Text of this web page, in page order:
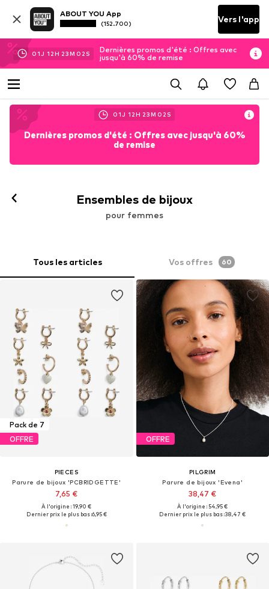
ABOUT YOU App
(152.700) Vers l'app
01J 12H 23M 00 S
Dernières promos d'été : Offres avec
jusqu'à 60% de remise
01J 12H 23M 00 S
Dernières promos d'été : Offres avec jusqu'à 60%
de remise
Ensembles de bijoux
pour femmes
Tous les articles Vos offres 60
Pack de 7
OFFRE
PIECES
Parure de bijoux 'PCBRIDGETTE'
7,65 €
À l'origine : 19,90 €
Dernier prix le plus bas :6,95 €
OFFRE
PILGRIM
Parure de bijoux 'Evena'
38,47 €
À l'origine : 54,95 €
Dernier prix le plus bas :38,47 €